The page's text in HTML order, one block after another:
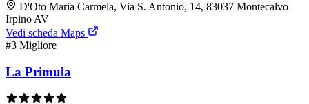
D'Oto Maria Carmela, Via S. Antonio, 14, 83037 Montecalvo
Irpino AV
Vedi scheda Maps
#3 Migliore
La Primula